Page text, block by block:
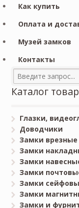
Как купить
Оплата и
Музей замков
Контакты
Каталог
Глазки,
Доводчики
Замки врезные
Замки
Замки
Замки
Замки
Замки
Замки и